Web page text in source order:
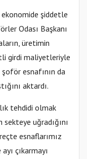
şiddetle
Odası Başkanı
üretimin
girdi maliyetleriyle
esnafının da
aktardı.
tehdidi olmak
uğradığını
esnaflarımız
çıkarmayı